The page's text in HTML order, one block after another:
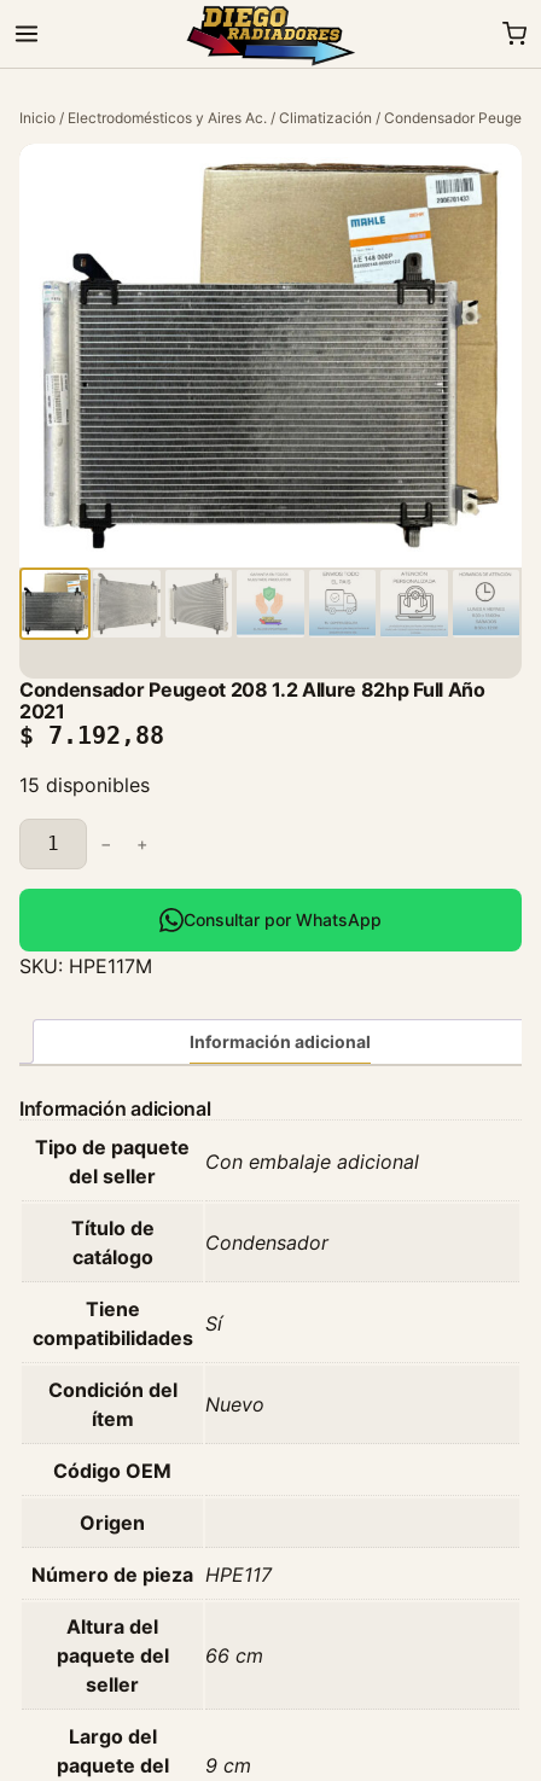
Inicio / Electrodomésticos y Aires Ac. / Climatización / Condensador Peugeot
Condensador Peugeot 208 1.2 Allure 82hp Full Año
2021
$ 7.192,88
15 disponibles
C
o
n
e
n
d
r
u
1
2
− +
Consultar por WhatsApp
SKU: HPE117M
Información adicional
Información adicional
Tipo de paquete
del seller
Con embalaje adicional
Título de
catálogo
Condensador
Tiene
compatibilidades
Sí
Condición del
ítem
Nuevo
Código OEM
Origen
Número de pieza HPE117
Altura del
paquete del
seller
66 cm
Largo del
paquete del
9 cm